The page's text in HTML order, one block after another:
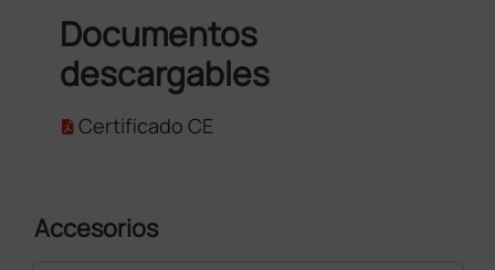
Documentos
descargables
Certificado CE
Accesorios